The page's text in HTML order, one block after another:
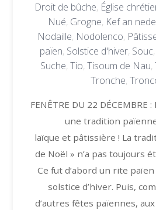
Droit de bûche, Église
Nué, Grogne, Kef an
Nodaille, Nodolenco,
païen, Solstice d'hiver, Souc,
Suche, Tio, Tisoum de Nau,
Tronche,
FENÊTRE DU 22 DÉCEMBRE
une tradition
laïque et pâtissière ! La
de Noël » n’a pas toujours
Ce fut d’abord un rite
solstice d’hiver. Puis,
d’autres fêtes païennes,